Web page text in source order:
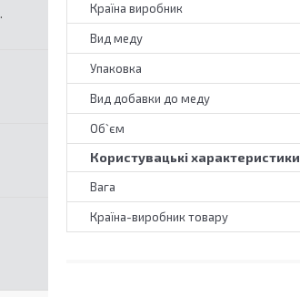
Країна виробник
Вид меду
Упаковка
Вид добавки до меду
Об`єм
Користувацькі характеристики
Вага
Країна-виробник товару